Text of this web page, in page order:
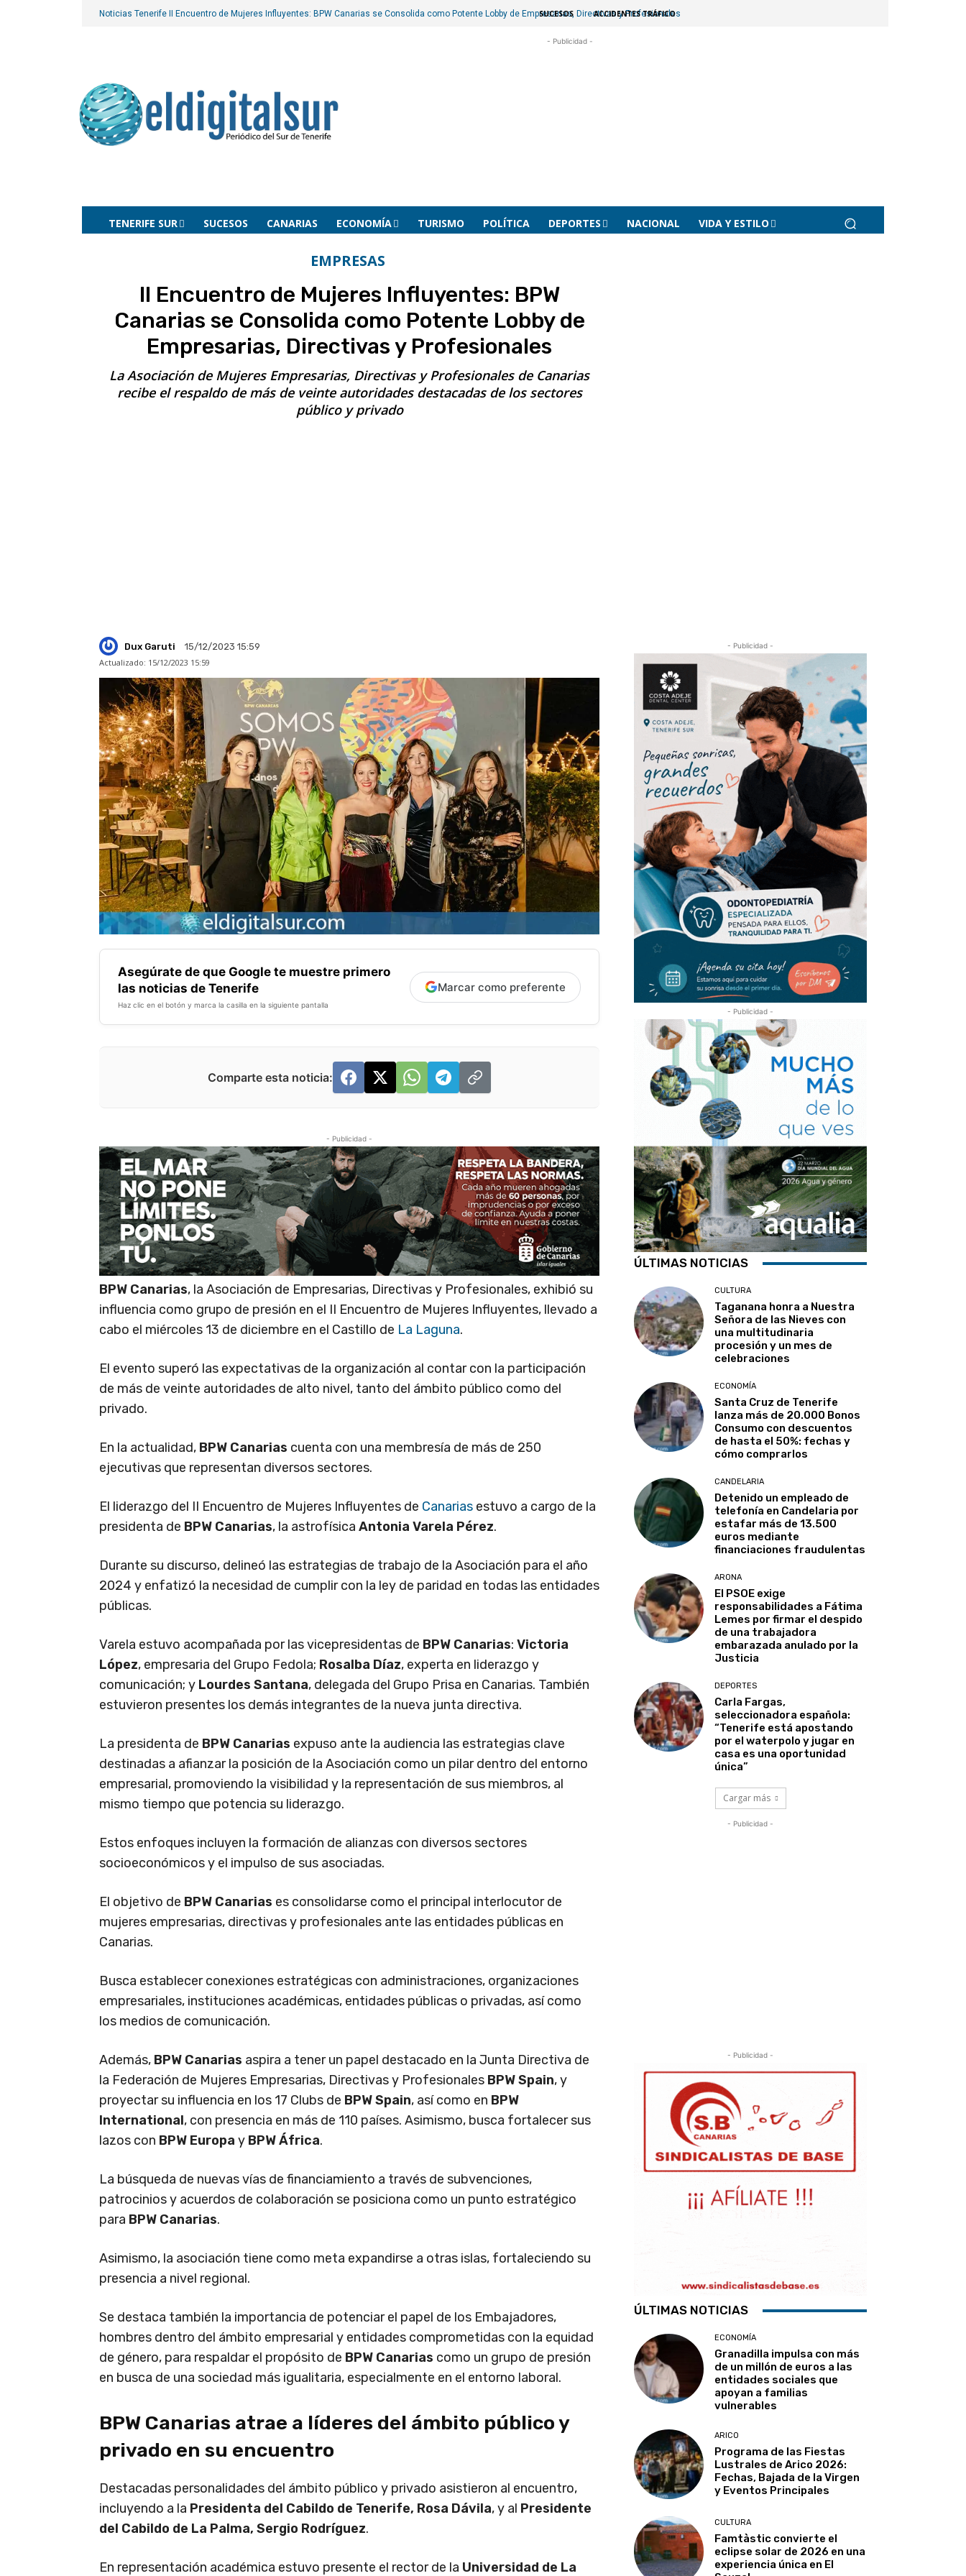
Noticias Tenerife II Encuentro de Mujeres Influyentes: BPW Canarias se Consolida como Potente Lobby de Empresarias, Directivas y Profesionales
SUCESOS ACCIDENTES TRÁFICO
- Publicidad -
TENERIFE SUR SUCESOS CANARIAS ECONOMÍA TURISMO POLÍTICA DEPORTES NACIONAL VIDA Y ESTILO
EMPRESAS
II Encuentro de Mujeres Influyentes: BPW
Canarias se Consolida como Potente Lobby de
Empresarias, Directivas y Profesionales
La Asociación de Mujeres Empresarias, Directivas y Profesionales de Canarias
recibe el respaldo de más de veinte autoridades destacadas de los sectores
público y privado
Dux Garuti
15/12/2023 15:59
Actualizado: 15/12/2023 15:59
Asegúrate de que Google te muestre primero
las noticias de Tenerife
Haz clic en el botón y marca la casilla en la siguiente pantalla
Marcar como preferente
Comparte esta noticia:
- Publicidad -
BPW Canarias, la Asociación de Empresarias, Directivas y Profesionales, exhibió su
influencia como grupo de presión en el II Encuentro de Mujeres Influyentes, llevado a
cabo el miércoles 13 de diciembre en el Castillo de La Laguna.
El evento superó las expectativas de la organización al contar con la participación
de más de veinte autoridades de alto nivel, tanto del ámbito público como del
privado.
En la actualidad, BPW Canarias cuenta con una membresía de más de 250
ejecutivas que representan diversos sectores.
El liderazgo del II Encuentro de Mujeres Influyentes de Canarias estuvo a cargo de la
presidenta de BPW Canarias, la astrofísica Antonia Varela Pérez.
Durante su discurso, delineó las estrategias de trabajo de la Asociación para el año
2024 y enfatizó la necesidad de cumplir con la ley de paridad en todas las entidades
públicas.
Varela estuvo acompañada por las vicepresidentas de BPW Canarias: Victoria
López, empresaria del Grupo Fedola; Rosalba Díaz, experta en liderazgo y
comunicación; y Lourdes Santana, delegada del Grupo Prisa en Canarias. También
estuvieron presentes los demás integrantes de la nueva junta directiva.
La presidenta de BPW Canarias expuso ante la audiencia las estrategias clave
destinadas a afianzar la posición de la Asociación como un pilar dentro del entorno
empresarial, promoviendo la visibilidad y la representación de sus miembros, al
mismo tiempo que potencia su liderazgo.
Estos enfoques incluyen la formación de alianzas con diversos sectores
socioeconómicos y el impulso de sus asociadas.
El objetivo de BPW Canarias es consolidarse como el principal interlocutor de
mujeres empresarias, directivas y profesionales ante las entidades públicas en
Canarias.
Busca establecer conexiones estratégicas con administraciones, organizaciones
empresariales, instituciones académicas, entidades públicas o privadas, así como
los medios de comunicación.
Además, BPW Canarias aspira a tener un papel destacado en la Junta Directiva de
la Federación de Mujeres Empresarias, Directivas y Profesionales BPW Spain, y
proyectar su influencia en los 17 Clubs de BPW Spain, así como en BPW
International, con presencia en más de 110 países. Asimismo, busca fortalecer sus
lazos con BPW Europa y BPW África.
La búsqueda de nuevas vías de financiamiento a través de subvenciones,
patrocinios y acuerdos de colaboración se posiciona como un punto estratégico
para BPW Canarias.
Asimismo, la asociación tiene como meta expandirse a otras islas, fortaleciendo su
presencia a nivel regional.
Se destaca también la importancia de potenciar el papel de los Embajadores,
hombres dentro del ámbito empresarial y entidades comprometidas con la equidad
de género, para respaldar el propósito de BPW Canarias como un grupo de presión
en busca de una sociedad más igualitaria, especialmente en el entorno laboral.
BPW Canarias atrae a líderes del ámbito público y
privado en su encuentro
Destacadas personalidades del ámbito público y privado asistieron al encuentro,
incluyendo a la Presidenta del Cabildo de Tenerife, Rosa Dávila, y al Presidente
del Cabildo de La Palma, Sergio Rodríguez.
En representación académica estuvo presente el rector de la Universidad de La
- Publicidad -
- Publicidad -
ÚLTIMAS NOTICIAS
CULTURA
Taganana honra a Nuestra
Señora de las Nieves con
una multitudinaria
procesión y un mes de
celebraciones
ECONOMÍA
Santa Cruz de Tenerife
lanza más de 20.000 Bonos
Consumo con descuentos
de hasta el 50%: fechas y
cómo comprarlos
CANDELARIA
Detenido un empleado de
telefonía en Candelaria por
estafar más de 13.500
euros mediante
financiaciones fraudulentas
ARONA
El PSOE exige
responsabilidades a Fátima
Lemes por firmar el despido
de una trabajadora
embarazada anulado por la
Justicia
DEPORTES
Carla Fargas,
seleccionadora española:
“Tenerife está apostando
por el waterpolo y jugar en
casa es una oportunidad
única”
Cargar más
- Publicidad -
- Publicidad -
ÚLTIMAS NOTICIAS
ECONOMÍA
Granadilla impulsa con más
de un millón de euros a las
entidades sociales que
apoyan a familias
vulnerables
ARICO
Programa de las Fiestas
Lustrales de Arico 2026:
Fechas, Bajada de la Virgen
y Eventos Principales
CULTURA
Famtàstic convierte el
eclipse solar de 2026 en una
experiencia única en El